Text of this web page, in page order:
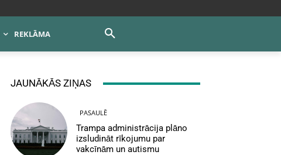
REKLĀMA
JAUNĀKĀS ZIŅAS
PASAULĒ
Trampa administrācija plāno
izsludināt rīkojumu par
vakcīnām un autismu